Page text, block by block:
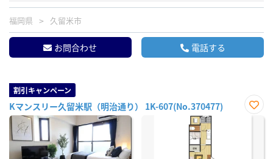
福岡県 久留米市
お問合わせ 電話する
割引キャンペーン
Kマンスリー久留米駅（明治通り） 1K-607(No.370477)
お気